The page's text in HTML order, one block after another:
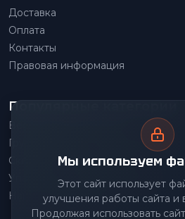
Мы используем
Этот сайт использует
улучшения работы сайта и
Продолжая использовать
Доставка
Оплата
Контакты
Правовая информация
Популярные категории
Весовое оборудование
Грузоподъемное оборудование
Складское оборудование
Упаковочное оборудование
Наше производство